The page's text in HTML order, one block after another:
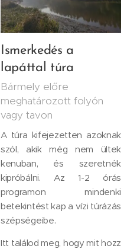
Ismerkedés a
lapáttal túra
Bármely előre
meghatározott folyón
vagy tavon
A túra kifejezetten azoknak
szól, akik még nem ültek
kenuban, és szeretnék
kipróbálni. Az 1-2 órás
programon mindenki
betekintést kap a vízi túrázás
szépségeibe.
Itt találod meg, hogy mit hozz